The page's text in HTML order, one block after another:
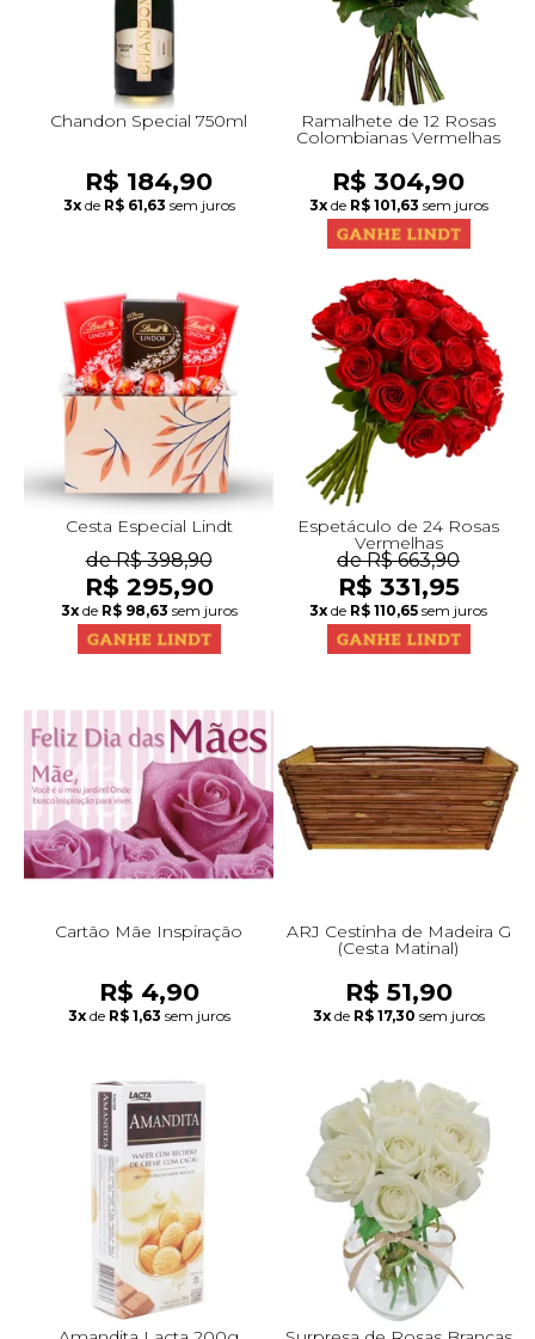
Chandon Special 750ml
R$ 184,90
3x de R$ 61,63 sem juros
Ramalhete de 12 Rosas
Colombianas Vermelhas
R$ 304,90
3x de R$ 101,63 sem juros
Cesta Especial Lindt
de R$ 398,90
R$ 295,90
3x de R$ 98,63 sem juros
Espetáculo de 24 Rosas
Vermelhas
de R$ 663,90
R$ 331,95
3x de R$ 110,65 sem juros
Cartão Mãe Inspiração
R$ 4,90
3x de R$ 1,63 sem juros
ARJ Cestinha de Madeira G
(Cesta Matinal)
R$ 51,90
3x de R$ 17,30 sem juros